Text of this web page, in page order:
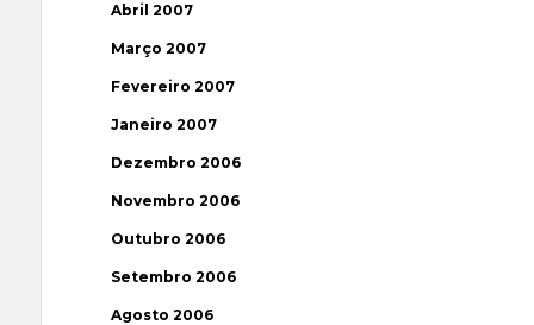
Abril 2007
Março 2007
Fevereiro 2007
Janeiro 2007
Dezembro 2006
Novembro 2006
Outubro 2006
Setembro 2006
Agosto 2006